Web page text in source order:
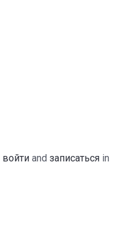
войти and записаться in